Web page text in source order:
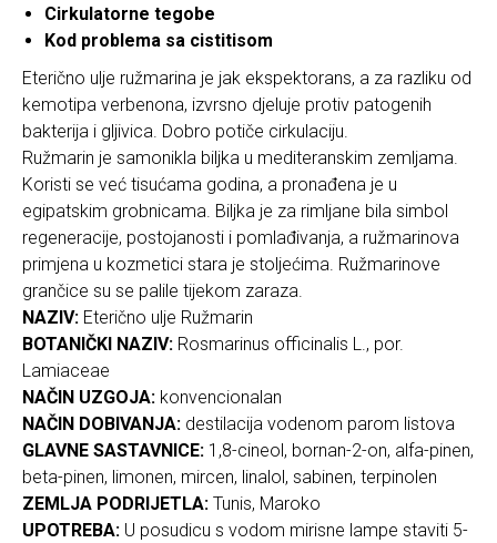
Cirkulatorne tegobe
Kod problema sa cistitisom
Eterično ulje ružmarina je jak ekspektorans, a za razliku od
kemotipa verbenona, izvrsno djeluje protiv patogenih
bakterija i gljivica. Dobro potiče cirkulaciju.
Ružmarin je samonikla biljka u mediteranskim zemljama.
Koristi se već tisućama godina, a pronađena je u
egipatskim grobnicama. Biljka je za rimljane bila simbol
regeneracije, postojanosti i pomlađivanja, a ružmarinova
primjena u kozmetici stara je stoljećima. Ružmarinove
grančice su se palile tijekom zaraza.
NAZIV: Eterično ulje Ružmarin
BOTANIČKI NAZIV: Rosmarinus officinalis L., por.
Lamiaceae
NAČIN UZGOJA: konvencionalan
NAČIN DOBIVANJA: destilacija vodenom parom listova
GLAVNE SASTAVNICE: 1,8-cineol, bornan-2-on, alfa-pinen,
beta-pinen, limonen, mircen, linalol, sabinen, terpinolen
ZEMLJA PODRIJETLA: Tunis, Maroko
UPOTREBA: U posudicu s vodom mirisne lampe staviti 5-